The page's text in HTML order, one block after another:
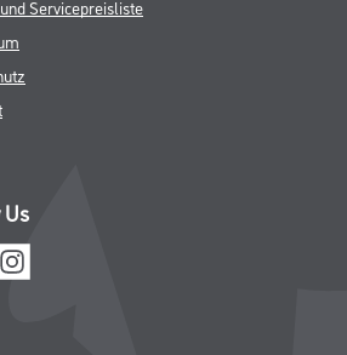
Servicepreisliste